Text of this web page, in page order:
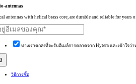
antennas
antennas with helical brass core, are durable and reliable for
ทางเราตกลงที่จะรับอีเมล์การตลาดจาก Hytera และเข้าใจ
วิธีการซื้อ